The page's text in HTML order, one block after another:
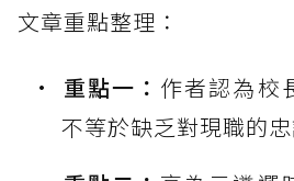
文章重點整理：
重點一： 作者認為校
不等於缺乏對現職的忠